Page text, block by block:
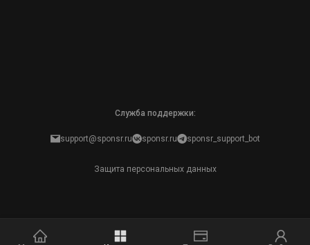
Служба поддержки:
support@sponsr.ru sponsr.ru sponsr_support_bot
Защита персональных данных